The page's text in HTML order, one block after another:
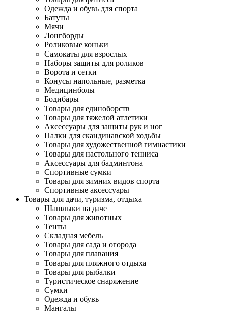
Одежда и обувь для спорта
Батуты
Мячи
Лонгборды
Роликовые коньки
Самокаты для взрослых
Наборы защиты для роликов
Ворота и сетки
Конусы напольные, разметка
Медицинболы
Бодибары
Товары для единоборств
Товары для тяжелой атлетики
Аксессуары для защиты рук и ног
Палки для скандинавской ходьбы
Товары для художественной гимнастики
Товары для настольного тенниса
Аксессуары для бадминтона
Спортивные сумки
Товары для зимних видов спорта
Спортивные аксессуары
Товары для дачи, туризма, отдыха
Шашлыки на даче
Товары для животных
Тенты
Складная мебель
Товары для сада и огорода
Товары для плавания
Товары для пляжного отдыха
Товары для рыбалки
Туристическое снаряжение
Сумки
Одежда и обувь
Мангалы